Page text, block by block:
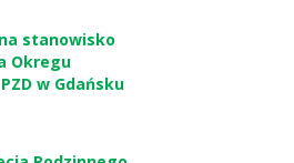
stanowisko
Okregu
w Gdańsku